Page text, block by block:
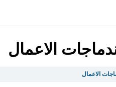
الاعمال
الاعمال